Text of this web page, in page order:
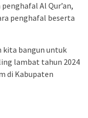
Al Qur’an,
penghafal beserta
kita bangun untuk
lambat tahun 2024
di Kabupaten